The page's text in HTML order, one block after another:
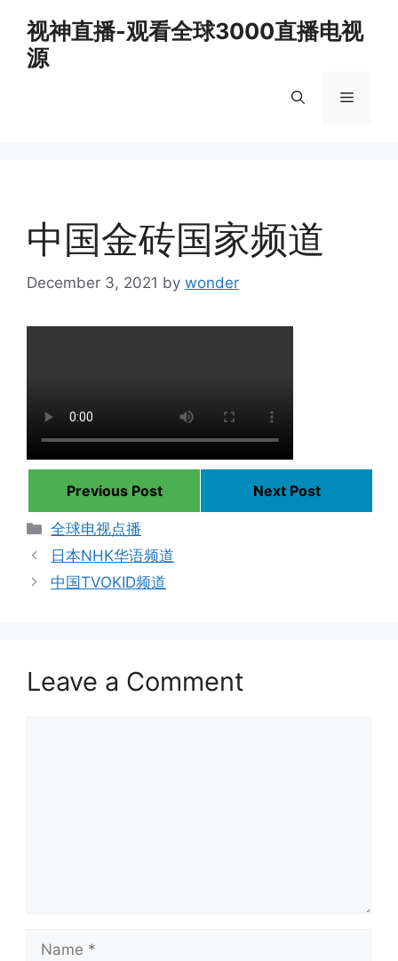
content
视神直播-观看全球3000直播电视
源
Menu
中国金砖国家频道
December 3, 2021 by wonder
Previous Post
Next Post
Categories
全球电视点播
日本NHK华语频道
中国TVOKID频道
Leave a Comment